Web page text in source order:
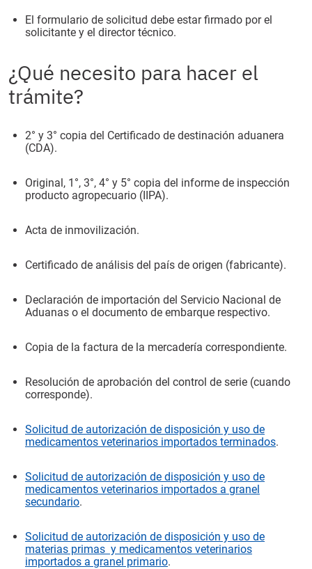
El formulario de solicitud debe estar firmado por el
solicitante y el director técnico.
¿Qué necesito para hacer el
trámite?
2° y 3° copia del Certificado de destinación aduanera
(CDA).
Original, 1°, 3°, 4° y 5° copia del informe de inspección
producto agropecuario (IIPA).
Acta de inmovilización.
Certificado de análisis del país de origen (fabricante).
Declaración de importación del Servicio Nacional de
Aduanas o el documento de embarque respectivo.
Copia de la factura de la mercadería correspondiente.
Resolución de aprobación del control de serie (cuando
corresponde).
Solicitud de autorización de disposición y uso de
medicamentos veterinarios importados terminados.
Solicitud de autorización de disposición y uso de
medicamentos veterinarios importados a granel
secundario.
Solicitud de autorización de disposición y uso de
materias primas y medicamentos veterinarios
importados a granel primario.